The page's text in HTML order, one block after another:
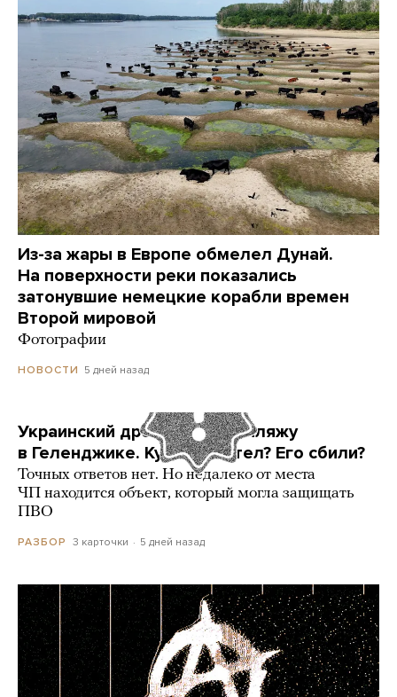
Из-за жары в Европе обмелел Дунай.
На поверхности реки показались
затонувшие немецкие корабли времен
Второй мировой
Фотографии
НОВОСТИ 5 дней назад
Украинский дрон попал по пляжу
в Геленджике. Куда он летел? Его сбили?
Точных ответов нет. Но недалеко от места
ЧП находится объект, который могла защищать
ПВО
РАЗБОР 3 карточки 5 дней назад